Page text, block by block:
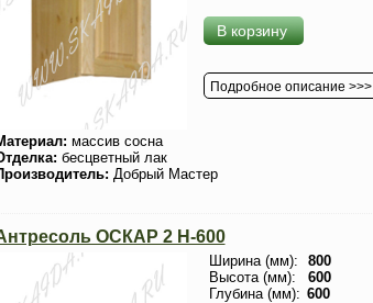
В корзину
Подробное описание >>>
массив сосна
бесцветный лак
Добрый Мастер
ОСКАР 2 H-600
Ширина (мм):
800
Высота (мм):
600
Глубина (мм): 600